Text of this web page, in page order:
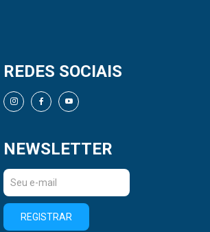
REDES SOCIAIS
NEWSLETTER
REGISTRAR